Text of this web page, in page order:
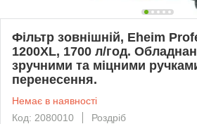
Фільтр зовнішній, Eheim
1200XL, 1700 л/год.
зручними та міцними
перенесення.
Немає в наявності
Код: 2080010
Роздріб